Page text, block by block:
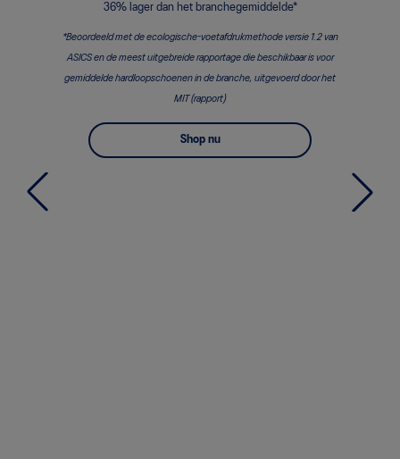
36% lager dan het branchegemiddelde*
*Beoordeeld met de ecologische-voetafdrukmethode versie 1.2 van
ASICS en de meest uitgebreide rapportage die beschikbaar is voor
gemiddelde hardloopschoenen in de branche, uitgevoerd door het
MIT (rapport)
Shop nu